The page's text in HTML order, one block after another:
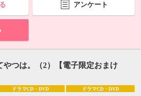
アンケート
やつは。（2）【電子限定おまけ
ドラマCD・DVD ドラマCD・DVD